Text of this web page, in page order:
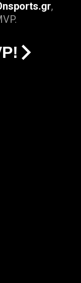
,